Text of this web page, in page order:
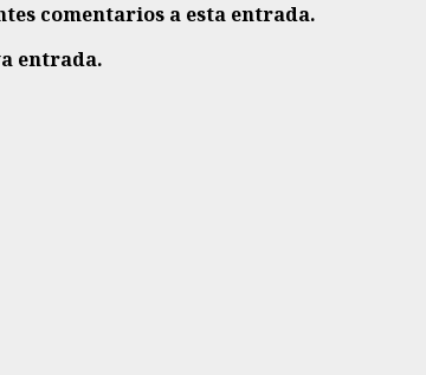
comentarios a esta entrada.
entrada.